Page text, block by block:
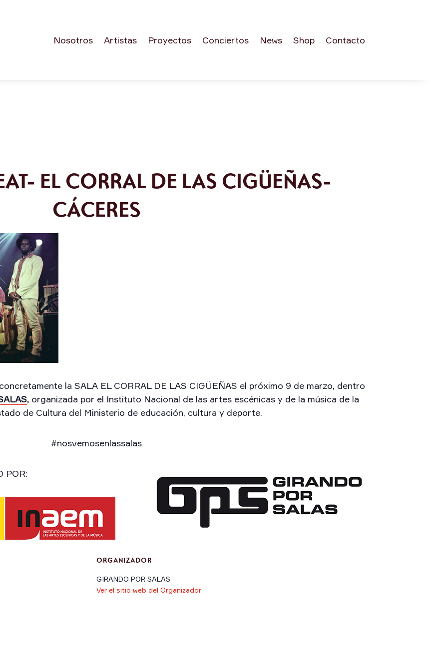
Nosotros Artistas Proyectos Conciertos News Shop Contacto
EL CORRAL DE LAS CIGÜEÑAS-
CÁCERES
la SALA EL CORRAL DE LAS CIGÜEÑAS el próximo 9 de marzo, dentro
, organizada por el Instituto Nacional de las artes escénicas y de la música de la
de Cultura del Ministerio de educación, cultura y deporte.
#nosvemosenlassalas
POR:
ORGANIZADOR
GIRANDO POR SALAS
Ver el sitio web del Organizador